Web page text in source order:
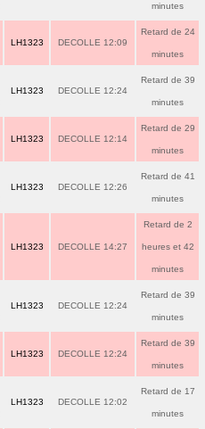
minutes
LH1323 DECOLLE 12:09
Retard de 24
minutes
LH1323 DECOLLE 12:24
Retard de 39
minutes
LH1323 DECOLLE 12:14
Retard de 29
minutes
LH1323 DECOLLE 12:26
Retard de 41
minutes
LH1323 DECOLLE 14:27
Retard de 2
heures et 42
minutes
LH1323 DECOLLE 12:24
Retard de 39
minutes
LH1323 DECOLLE 12:24
Retard de 39
minutes
LH1323 DECOLLE 12:02
Retard de 17
minutes